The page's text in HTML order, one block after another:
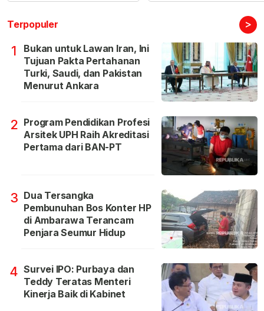
Terpopuler >
1
Bukan untuk Lawan Iran, Ini
Tujuan Pakta Pertahanan
Turki, Saudi, dan Pakistan
Menurut Ankara
2 Program Pendidikan Profesi
Arsitek UPH Raih Akreditasi
Pertama dari BAN-PT
3 Dua Tersangka
Pembunuhan Bos Konter HP
di Ambarawa Terancam
Penjara Seumur Hidup
4 Survei IPO: Purbaya dan
Teddy Teratas Menteri
Kinerja Baik di Kabinet